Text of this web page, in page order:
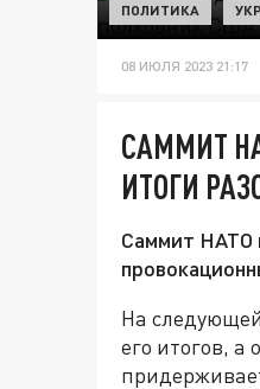
ПОЛИТИКА
08 ИЮЛЯ 2023 21:17
САММИТ
ИТОГИ
Саммит НАТО
На
его итогов, а